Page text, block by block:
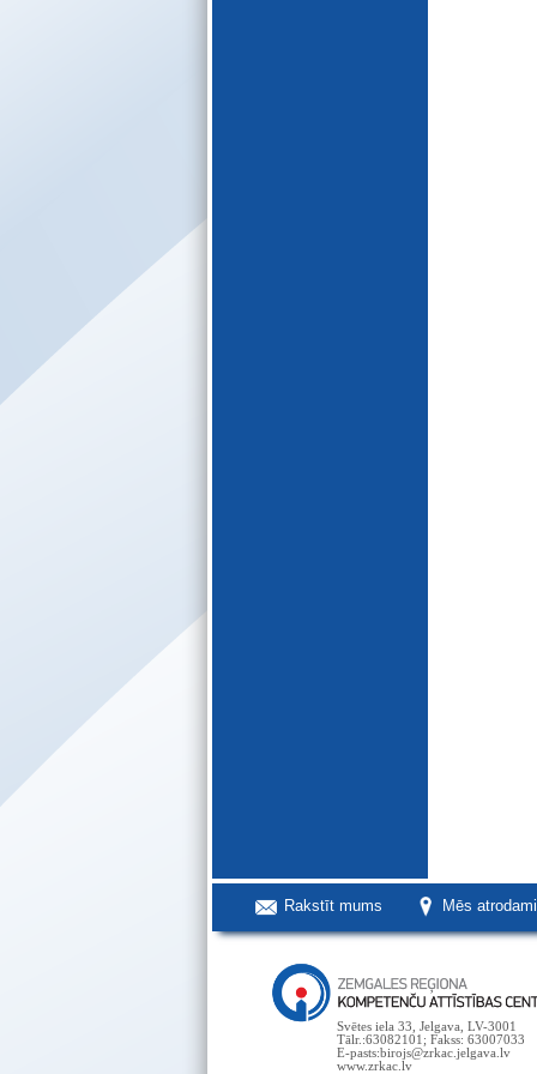
Rakstīt mums Mēs
Svētes iela 33, Jelgava, LV-3001
Tālr.:63082101; Fakss: 63007033
E-pasts:birojs@zrkac.jelgava.lv
www.zrkac.lv